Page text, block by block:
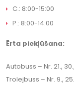
C.: 8:00-15:00
P.: 8:00-14:00
Ērta piekļūšana:
Autobuss – Nr. 21.,
Trolejbuss – Nr. 9.,